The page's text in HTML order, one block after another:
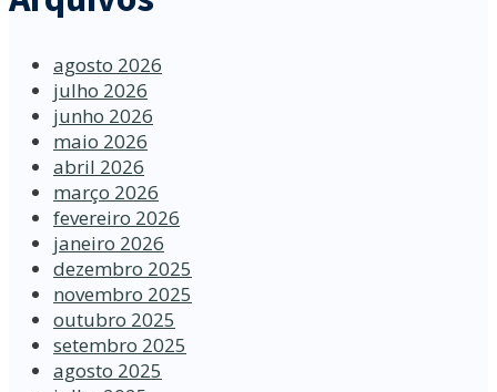
agosto 2026
julho 2026
junho 2026
maio 2026
abril 2026
março 2026
fevereiro 2026
janeiro 2026
dezembro 2025
novembro 2025
outubro 2025
setembro 2025
agosto 2025